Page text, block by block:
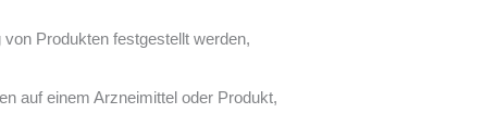
Produkten festgestellt werden,
auf einem Arzneimittel oder Produkt,